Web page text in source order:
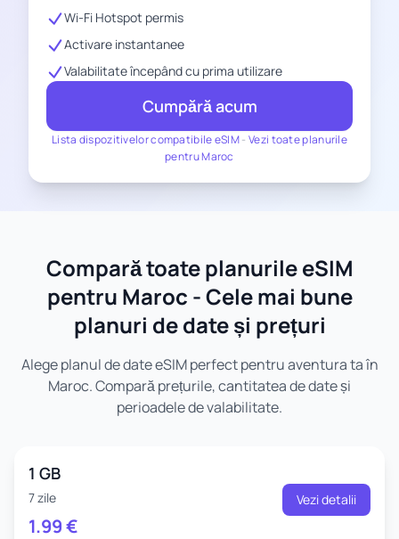
Lista dispozitivelor compatibile eSIM- Vezi toate planurile
pentru Maroc
Wi-Fi Hotspot permis
Activare instantanee
Valabilitate începând cu prima utilizare
Cumpără acum
Compară toate planurile eSIM
pentru Maroc - Cele mai bune
planuri de date și prețuri
Alege planul de date eSIM perfect pentru aventura ta în
Maroc. Compară prețurile, cantitatea de date și
perioadele de valabilitate.
1 GB
7 zile
1.99€
Vezi detalii